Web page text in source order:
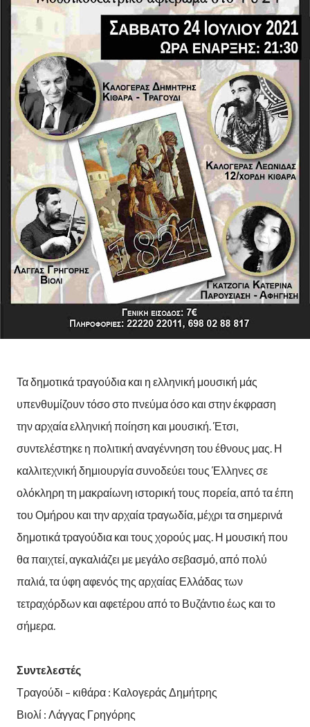
Τα δημοτικά τραγούδια και η ελληνική μουσική μάς
υπενθυμίζουν τόσο στο πνεύμα όσο και στην έκφραση
την αρχαία ελληνική ποίηση και μουσική. Έτσι,
συντελέστηκε η πολιτική αναγέννηση του έθνους μας. Η
καλλιτεχνική δημιουργία συνοδεύει τους Έλληνες σε
ολόκληρη τη μακραίωνη ιστορική τους πορεία, από τα έπη
του Ομήρου και την αρχαία τραγωδία, μέχρι τα σημερινά
δημοτικά τραγούδια και τους χορούς μας. Η μουσική που
θα παιχτεί, αγκαλιάζει με μεγάλο σεβασμό, από πολύ
παλιά, τα ύφη αφενός της αρχαίας Ελλάδας των
τετραχόρδων και αφετέρου από το Βυζάντιο έως και το
σήμερα.
Συντελεστές
Τραγούδι – κιθάρα : Καλογεράς Δημήτρης
Βιολί : Λάγγας Γρηγόρης